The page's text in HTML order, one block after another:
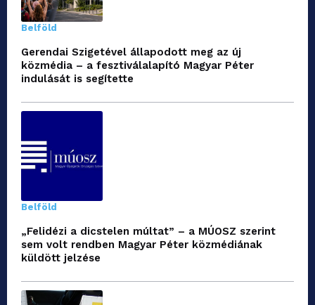
Belföld
Gerendai Szigetével állapodott meg az új
közmédia – a fesztiválalapító Magyar Péter
indulását is segítette
Belföld
„Felidézi a dicstelen múltat” – a MÚOSZ szerint
sem volt rendben Magyar Péter közmédiának
küldött jelzése